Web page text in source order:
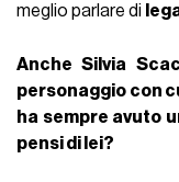
meglio parlare di
Anche Silvia
personaggio con
ha sempre avuto
pensi di lei?